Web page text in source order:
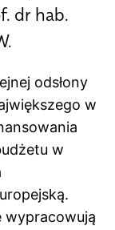
dr hab.
odsłony
w
w
wypracowują